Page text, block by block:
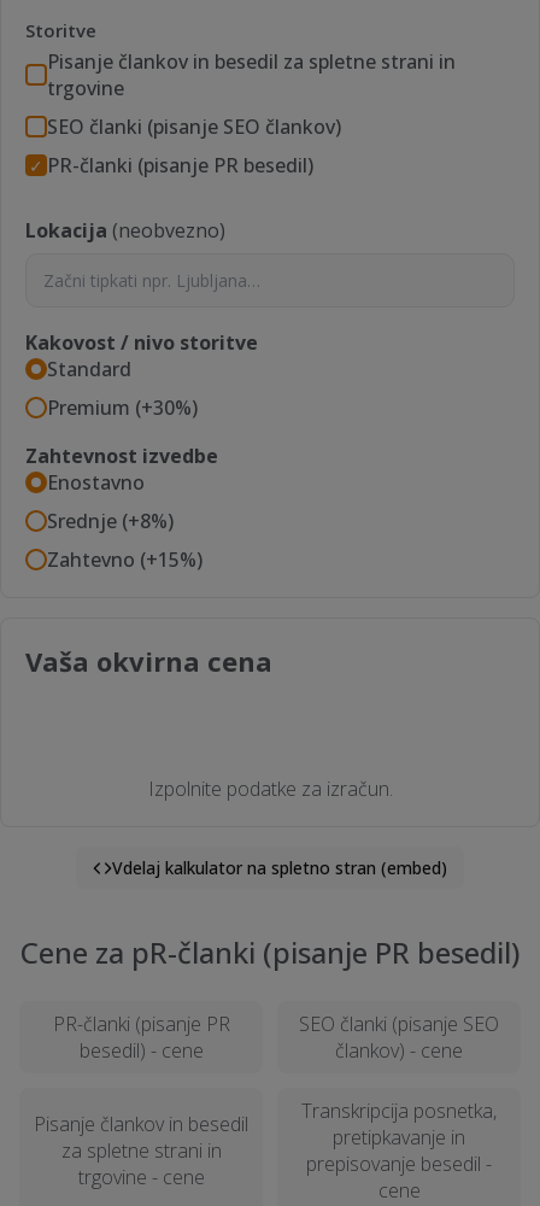
Storitve
Pisanje člankov in besedil za spletne strani in
trgovine
SEO članki (pisanje SEO člankov)
PR-članki (pisanje PR besedil)
Lokacija (neobvezno)
Kakovost / nivo storitve
Standard
Premium (+30%)
Zahtevnost izvedbe
Enostavno
Srednje (+8%)
Zahtevno (+15%)
Vaša okvirna cena
Izpolnite podatke za izračun.
Vdelaj kalkulator na spletno stran (embed)
Cene za pR-članki (pisanje PR besedil)
PR-članki (pisanje PR
besedil) - cene
SEO članki (pisanje SEO
člankov) - cene
Pisanje člankov in besedil
za spletne strani in
trgovine - cene
Transkripcija posnetka,
pretipkavanje in
prepisovanje besedil -
cene